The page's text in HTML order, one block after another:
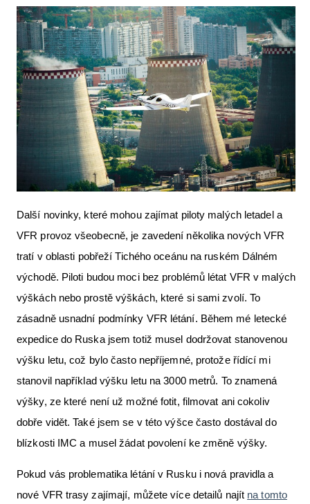
Další novinky, které mohou zajímat piloty malých letadel a
VFR provoz všeobecně, je zavedení několika nových VFR
tratí v oblasti pobřeží Tichého oceánu na ruském Dálném
východě. Piloti budou moci bez problémů létat VFR v malých
výškách nebo prostě výškách, které si sami zvolí. To
zásadně usnadní podmínky VFR létání. Během mé letecké
expedice do Ruska jsem totiž musel dodržovat stanovenou
výšku letu, což bylo často nepříjemné, protože řídící mi
stanovil například výšku letu na 3000 metrů. To znamená
výšky, ze které není už možné fotit, filmovat ani cokoliv
dobře vidět. Také jsem se v této výšce často dostával do
blízkosti IMC a musel žádat povolení ke změně výšky.
Pokud vás problematika létání v Rusku i nová pravidla a
nové VFR trasy zajímají, můžete více detailů najít na tomto